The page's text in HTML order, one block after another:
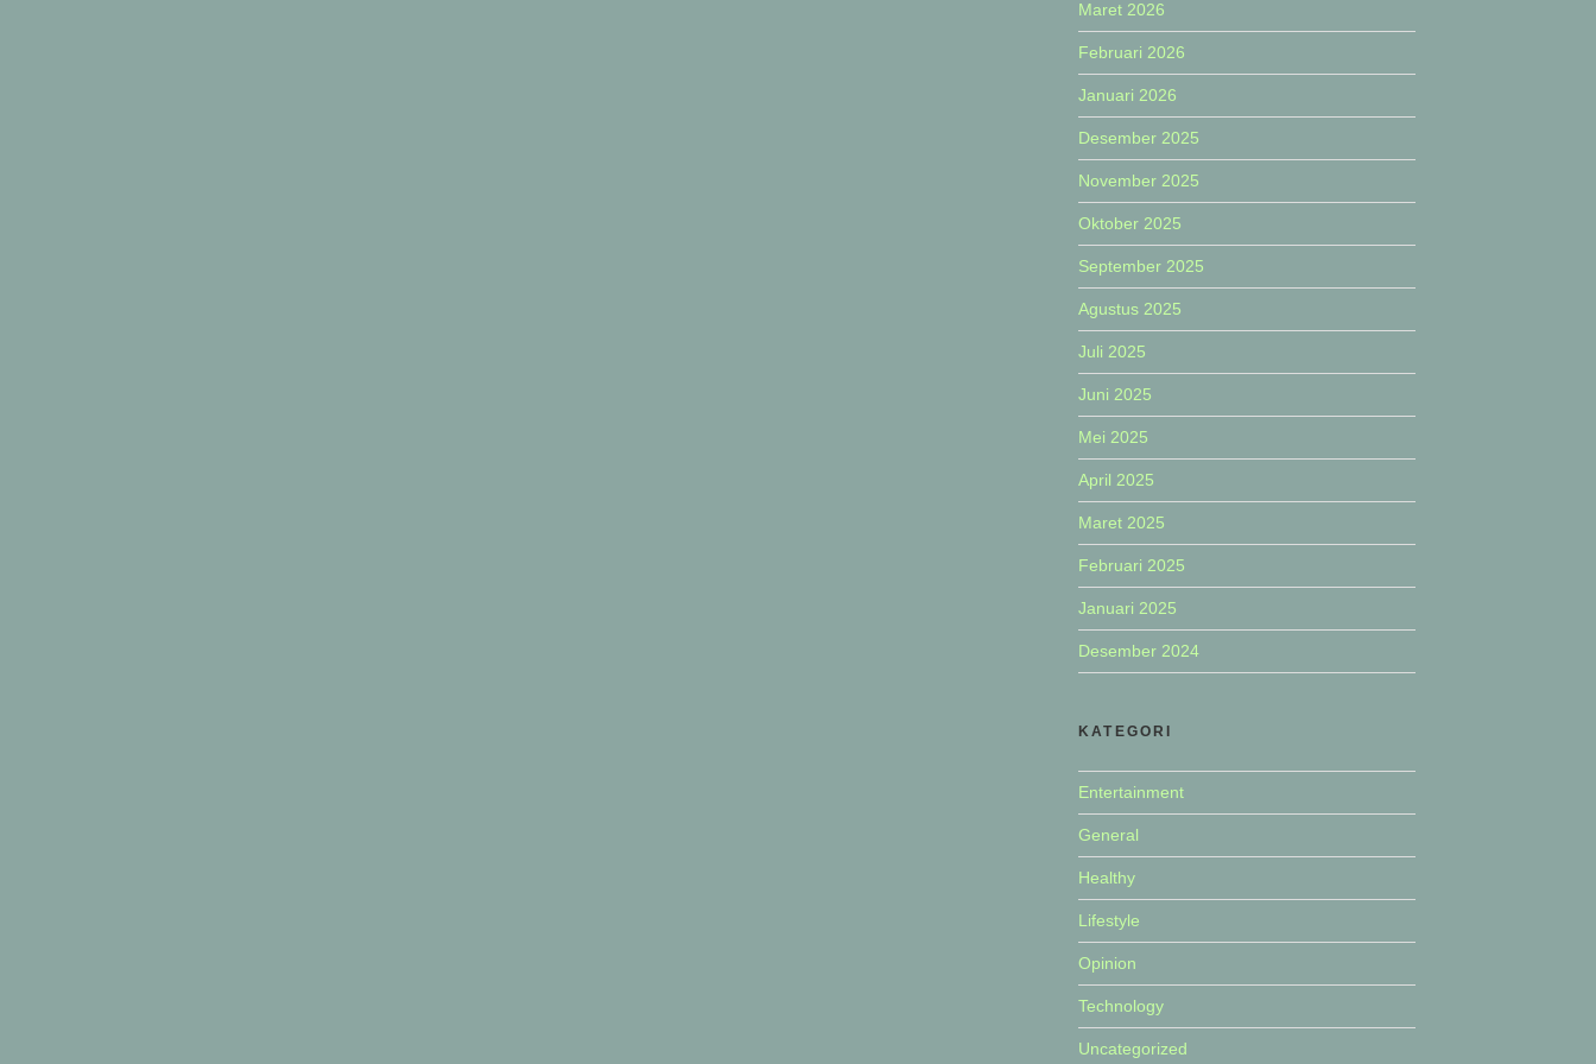
Maret 2026
Februari 2026
Januari 2026
Desember 2025
November 2025
Oktober 2025
September 2025
Agustus 2025
Juli 2025
Juni 2025
Mei 2025
April 2025
Maret 2025
Februari 2025
Januari 2025
Desember 2024
KATEGORI
Entertainment
General
Healthy
Lifestyle
Opinion
Technology
Uncategorized